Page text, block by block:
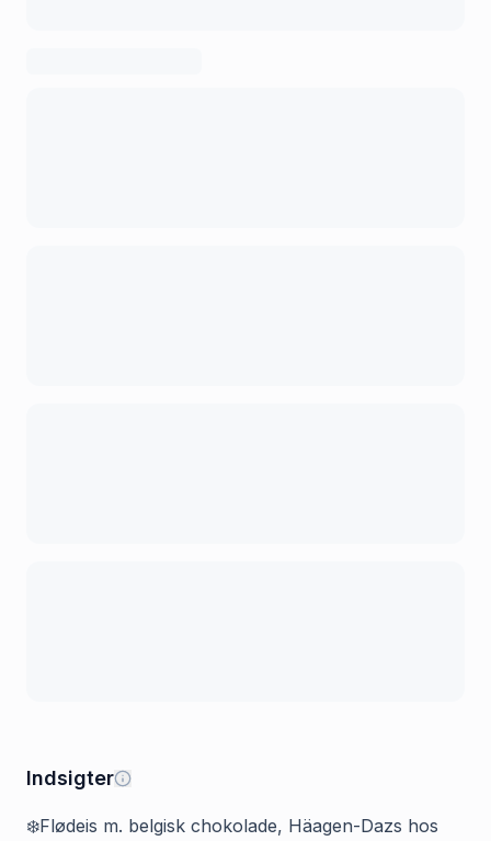
Indsigter
❄️Flødeis m. belgisk chokolade, Häagen-Dazs hos